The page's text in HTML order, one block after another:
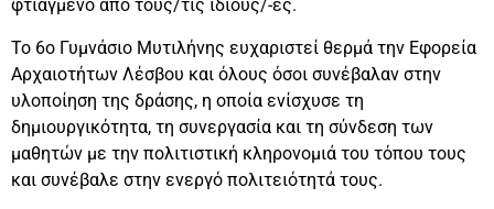
φτιαγμένο από τους/τις ίδιους/-ες.
Το 6ο Γυμνάσιο Μυτιλήνης ευχαριστεί θερμά την Εφορεία
Αρχαιοτήτων Λέσβου και όλους όσοι συνέβαλαν στην
υλοποίηση της δράσης, η οποία ενίσχυσε τη
δημιουργικότητα, τη συνεργασία και τη σύνδεση των
μαθητών με την πολιτιστική κληρονομιά του τόπου τους
και συνέβαλε στην ενεργό πολιτειότητά τους.